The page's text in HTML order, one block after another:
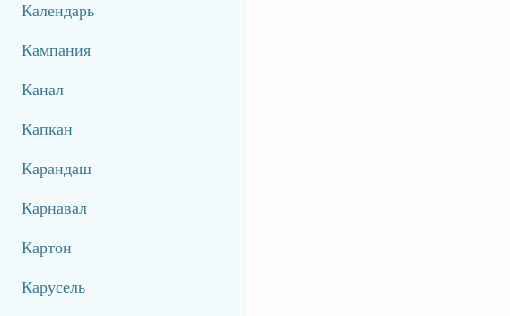
Календарь
Кампания
Канал
Капкан
Карандаш
Карнавал
Картон
Карусель